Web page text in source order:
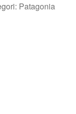
Patagonia